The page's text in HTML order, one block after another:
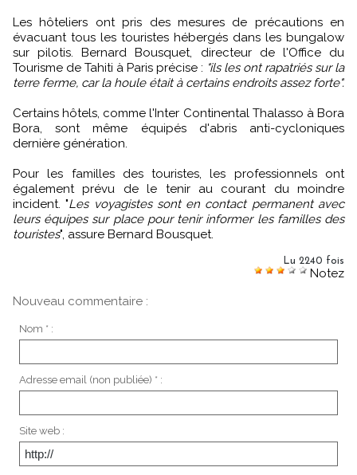
Les hôteliers ont pris des mesures de précautions en
évacuant tous les touristes hébergés dans les bungalow
sur pilotis. Bernard Bousquet, directeur de l'Office du
Tourisme de Tahiti à Paris précise : "ils les ont rapatriés sur la
terre ferme, car la houle était à certains endroits assez forte".
Certains hôtels, comme l'Inter Continental Thalasso à Bora
Bora, sont même équipés d'abris anti-cycloniques
dernière génération.
Pour les familles des touristes, les professionnels ont
également prévu de le tenir au courant du moindre
incident. "Les voyagistes sont en contact permanent avec
leurs équipes sur place pour tenir informer les familles des
touristes", assure Bernard Bousquet.
Lu 2240 fois
Notez
Nouveau commentaire :
Nom * :
Adresse email (non publiée) * :
Site web :